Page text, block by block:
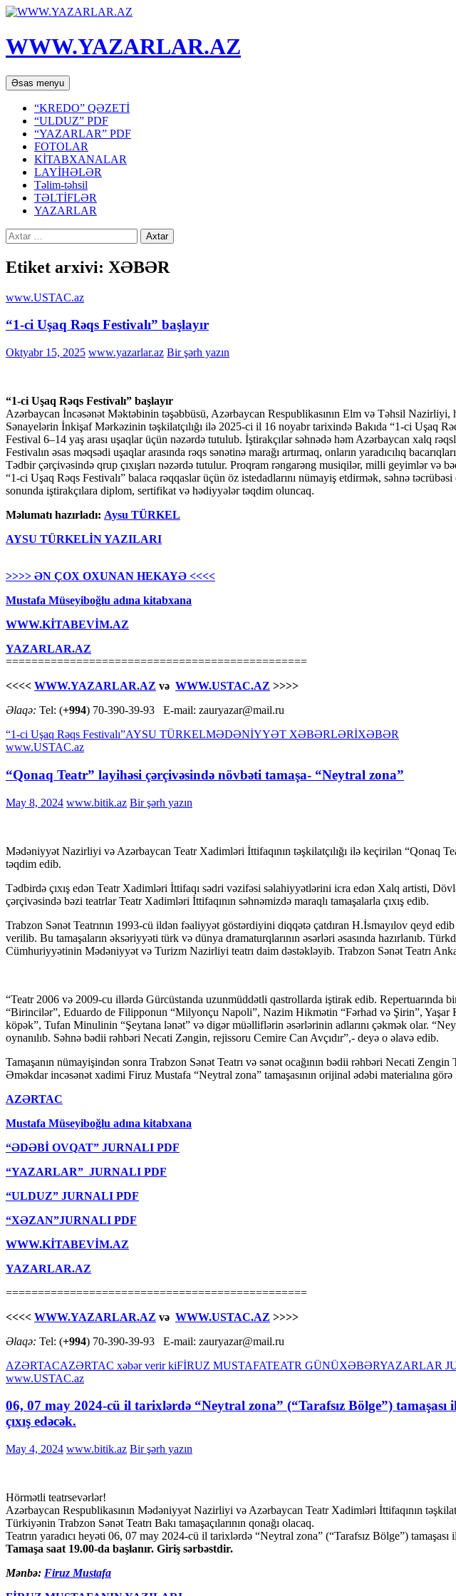
WWW.YAZARLAR.AZ
Axtar
Əsas menyu Mühtəviyyata
keç
“KREDO” QƏZETİ
“ULDUZ” PDF
“YAZARLAR” PDF
FOTOLAR
KİTABXANALAR
LAYİHƏLƏR
Təlim-təhsil
TƏLTİFLƏR
YAZARLAR
Axtarış:
Etiket arxivi: XƏBƏR
www.USTAC.az
“1-ci Uşaq Rəqs Festivalı” başlayır
Oktyabr 15, 2025 www.yazarlar.az Bir şərh yazın
“1-ci Uşaq Rəqs Festivalı” başlayır
Azərbaycan İncəsənət Məktəbinin təşəbbüsü, Azərbaycan Respublikasının Elm və Təhsil
Sənayelərin İnkişaf Mərkəzinin təşkilatçılığı ilə 2025-ci il 16 noyabr tarixində Bakıda “1-ci Uşaq
Festival 6–14 yaş arası uşaqlar üçün nəzərdə tutulub. İştirakçılar səhnədə həm Azərbaycan xalq
Festivalın əsas məqsədi uşaqlar arasında rəqs sənətinə marağı artırmaq, onların yaradıcılıq
Tədbir çərçivəsində qrup çıxışları nəzərdə tutulur. Proqram rəngarəng musiqilər, milli geyimlər və
“1-ci Uşaq Rəqs Festivalı” balaca rəqqaslar üçün öz istedadlarını nümayiş etdirmək, səhnə
sonunda iştirakçılara diplom, sertifikat və hədiyyələr təqdim oluncaq.
Məlumatı hazırladı: Aysu TÜRKEL
AYSU TÜRKELİN YAZILARI
>>>> ƏN ÇOX OXUNAN HEKAYƏ <<<<
Mustafa Müseyiboğlu adına kitabxana
WWW.KİTABEVİM.AZ
YAZARLAR.AZ
===============================================
<<<< WWW.YAZARLAR.AZ və WWW.USTAC.AZ >>>>
Əlaqə: Tel: (+994) 70-390-39-93 E-mail: zauryazar@mail.ru
“1-ci Uşaq Rəqs Festivalı”AYSU TÜRKELMƏDƏNİYYƏT XƏBƏRLƏRİXƏBƏR
www.USTAC.az
“Qonaq Teatr” layihəsi çərçivəsində növbəti tamaşa- “Neytral zona”
May 8, 2024 www.bitik.az Bir şərh yazın
Mədəniyyət Nazirliyi və Azərbaycan Teatr Xadimləri İttifaqının təşkilatçılığı ilə keçirilən “Qonaq
təqdim edib.
Tədbirdə çıxış edən Teatr Xadimləri İttifaqı sədri vəzifəsi səlahiyyətlərini icra edən Xalq artisti,
çərçivəsində bəzi teatrlar Teatr Xadimləri İttifaqının səhnəmizdə maraqlı tamaşalarla çıxış edib.
Trabzon Sənət Teatrının 1993-cü ildən fəaliyyət göstərdiyini diqqətə çatdıran H.İsmayılov qeyd
verilib. Bu tamaşaların əksəriyyəti türk və dünya dramaturqlarının əsərləri əsasında hazırlanıb.
Cümhuriyyətinin Mədəniyyət və Turizm Nazirliyi teatrı daim dəstəkləyib. Trabzon Sənət Teatrı
“Teatr 2006 və 2009-cu illərdə Gürcüstanda uzunmüddətli qastrollarda iştirak edib.
“Birincilər”, Eduardo de Filipponun “Milyonçu Napoli”, Nazim Hikmətin “Fərhad və Şirin”,
köpək”, Tufan Minulinin “Şeytana lənət” və digər müəlliflərin əsərlərinin adlarını çəkmək olar.
oynanılıb. Səhnə bədii rəhbəri Necati Zəngin, rejissoru Cemire Can Avçıdır”,- deyə o əlavə edib.
Tamaşanın nümayişindən sonra Trabzon Sənət Teatrı və sənət ocağının bədii rəhbəri Necati
Əməkdar incəsənət xadimi Firuz Mustafa “Neytral zona” tamaşasının orijinal ədəbi materialına
AZƏRTAC
Mustafa Müseyiboğlu adına kitabxana
“ƏDƏBİ OVQAT” JURNALI PDF
“YAZARLAR” JURNALI PDF
“ULDUZ” JURNALI PDF
“XƏZAN”JURNALI PDF
WWW.KİTABEVİM.AZ
YAZARLAR.AZ
===============================================
<<<< WWW.YAZARLAR.AZ və WWW.USTAC.AZ >>>>
Əlaqə: Tel: (+994) 70-390-39-93 E-mail: zauryazar@mail.ru
AZƏRTACAZƏRTAC xəbər verir kiFİRUZ MUSTAFATEATR GÜNÜXƏBƏRYAZARLAR
www.USTAC.az
06, 07 may 2024-cü il tarixlərdə “Neytral zona” (“Tarafsız Bölge”)
çıxış edəcək.
May 4, 2024 www.bitik.az Bir şərh yazın
Hörmətli teatrsevərlər!
Azərbaycan Respublikasının Mədəniyyət Nazirliyi və Azərbaycan Teatr Xadimləri İttifaqının
Türkiyənin Trabzon Sənət Teatrı Bakı tamaşaçılarının qonağı olacaq.
Teatrın yaradıcı heyəti 06, 07 may 2024-cü il tarixlərdə “Neytral zona” (“Tarafsız Bölge”) tamaşası
Tamaşa saat 19.00-da başlanır. Giriş sərbəstdir.
Mənbə: Firuz Mustafa